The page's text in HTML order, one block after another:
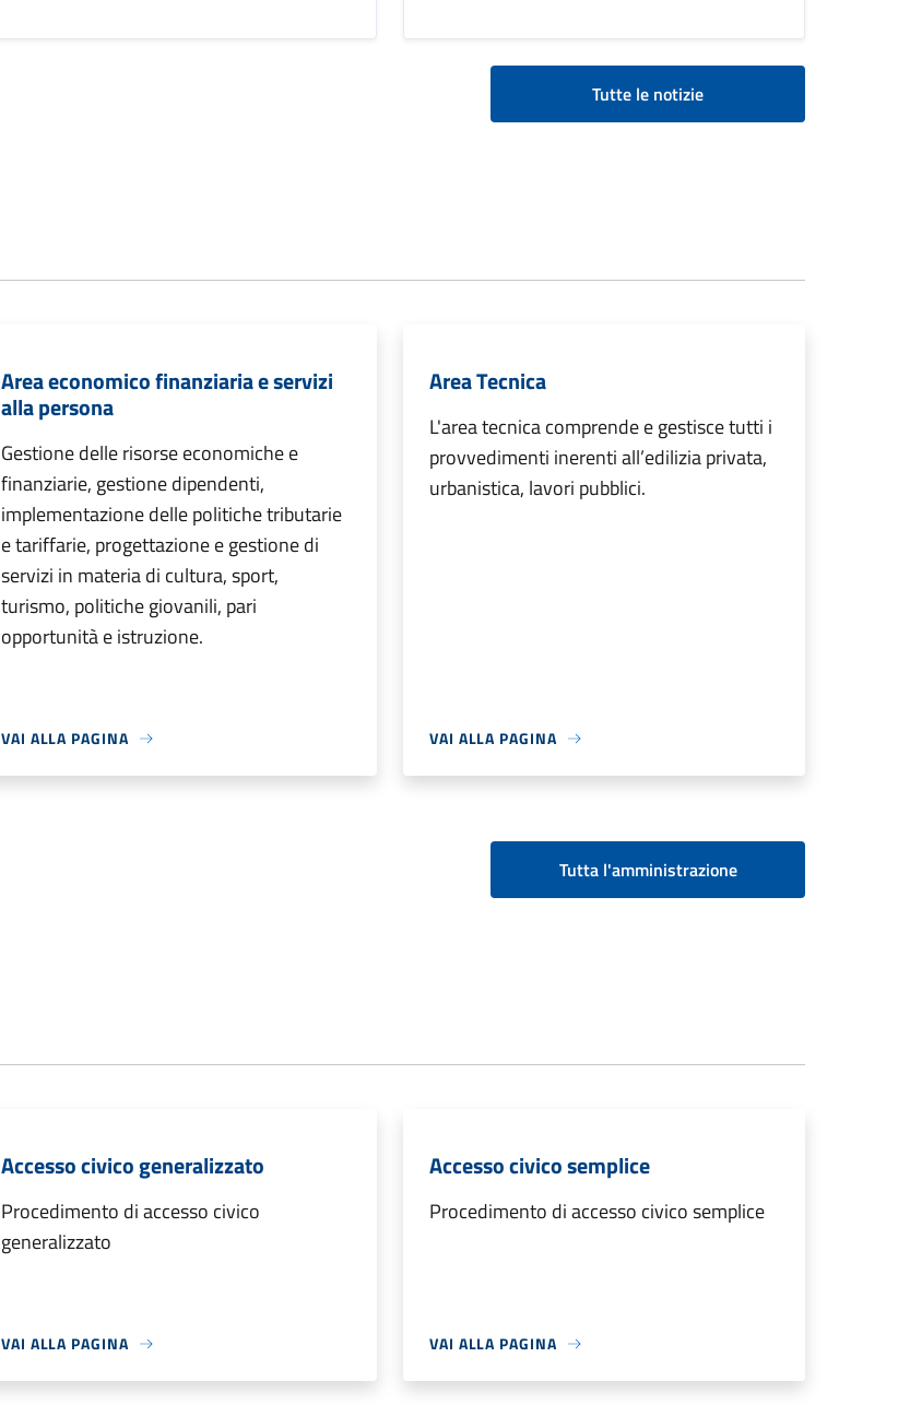
Tutte le notizie
Area economico finanziaria e servizi
alla persona
Gestione delle risorse economiche e
finanziarie, gestione dipendenti,
implementazione delle politiche tributarie
e tariffarie, progettazione e gestione di
servizi in materia di cultura, sport,
turismo, politiche giovanili, pari
opportunità e istruzione.
VAI ALLA PAGINA
Area Tecnica
L'area tecnica comprende e gestisce tutti i
provvedimenti inerenti all’edilizia privata,
urbanistica, lavori pubblici.
VAI ALLA PAGINA
Tutta l'amministrazione
Accesso civico generalizzato
Procedimento di accesso civico
generalizzato
VAI ALLA PAGINA
Accesso civico semplice
Procedimento di accesso civico semplice
VAI ALLA PAGINA